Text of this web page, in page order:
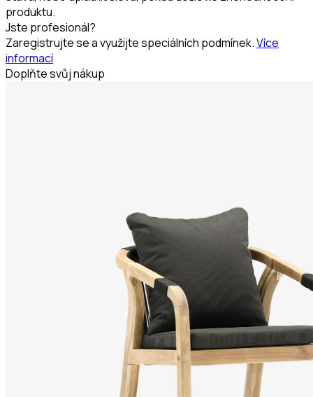
produktu.
Jste profesionál?
Zaregistrujte se a využijte speciálních podmínek.Více
informací
Doplňte svůj nákup